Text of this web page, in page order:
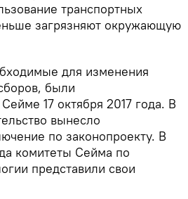
транспортных
загрязняют окружающую
для изменения
были
17 октября 2017 года. В
вынесло
по законопроекту. В
комитеты Сейма по
представили свои